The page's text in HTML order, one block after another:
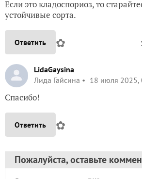
Если это кладоспориоз, то
устойчивые сорта.
Ответить ✿
LidaGaysina
Лида Гайсина
18 июля 2025,
Спасибо!
Ответить ✿
Пожалуйста, оставьте